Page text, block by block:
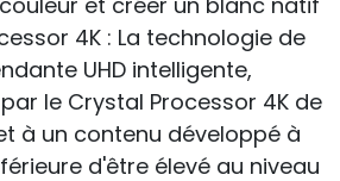
4K : La technologie de
UHD intelligente,
le Crystal Processor 4K de
à un contenu développé à
d'être élevé au niveau